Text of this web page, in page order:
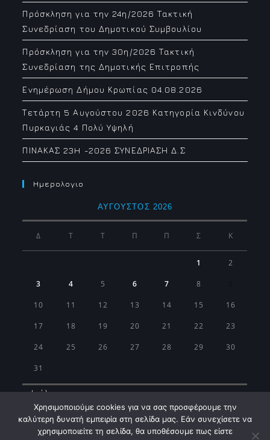
Πρόσκληση για την 24η/2026 Τακτική
Συνεδρίαση του Δημοτικού Συμβουλίου
Πρόσκληση για την 30η/2026 Τακτική
Συνεδρίαση της Δημοτικής Επιτροπής
Ενημέρωση Δήμου Κρωπίας 04.08.2026
Τετάρτη 5 Αυγούστου 2026 Κατηγορία Κινδύνου
Πυρκαγιάς 4 Πολύ Υψηλή
ΠΙΝΑΚΑΣ 23H -2026 ΣΥΝΕΔΡΙΑΣΗ Δ.Σ
Ημερολογιο
ΑΎΓΟΥΣΤΟΣ 2026
Δ Τ Τ Π Π Σ Κ
1 2
3 4 5 6 7 8
10 11 12 13 14 15 16
17 18 19 20 21 22 23
24 25 26 27 28 29 30
31
« Ιούλ
Χρησιμοποιούμε cookies για να σας προσφέρουμε την
καλύτερη δυνατή εμπειρία στη σελίδα μας. Εάν συνεχίσετε να
χρησιμοποιείτε τη σελίδα, θα υποθέσουμε πως είστε